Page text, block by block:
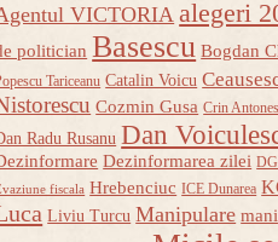
VICTORIA alegeri
politician Basescu Bogdan
Tariceanu Catalin Voicu
Cozmin Gusa Crin
Radu Rusanu Dan
Dezinformarea zilei
fiscala Hrebenciuc ICE Dunarea
Liviu Turcu Manipulare